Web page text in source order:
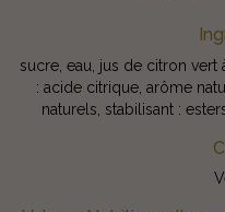
sucre, eau, jus de citron vert
: acide citrique, arôme
naturels, stabilisant :